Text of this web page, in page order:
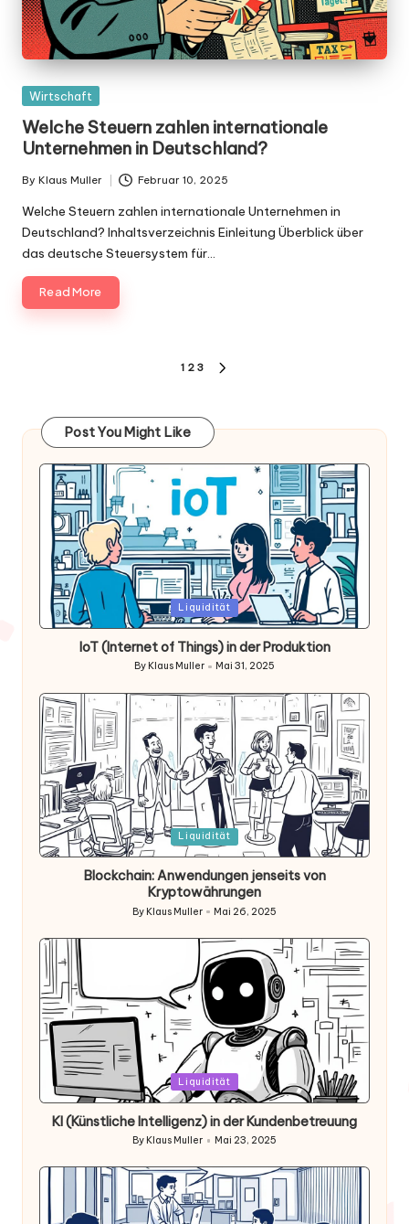
Posted
Wirtschaft
Welche Steuern zahlen internationale
Unternehmen in Deutschland?
Posted
by
By Klaus Muller Februar 10, 2025
Welche Steuern zahlen internationale Unternehmen in
Deutschland? Inhaltsverzeichnis Einleitung Überblick über
das deutsche Steuersystem für…
Read More
Seitennummerierung
Beiträge
1 2 3
Post You Might Like
Posted
in
Liquidität
IoT (Internet of Things) in der Produktion
Posted
By Klaus Muller Mai 31, 2025
Posted
in
Liquidität
Blockchain: Anwendungen jenseits von
Kryptowährungen
Posted
By Klaus Muller Mai 26, 2025
Posted
in
Liquidität
KI (Künstliche Intelligenz) in der Kundenbetreuung
Posted
by
By Klaus Muller Mai 23, 2025